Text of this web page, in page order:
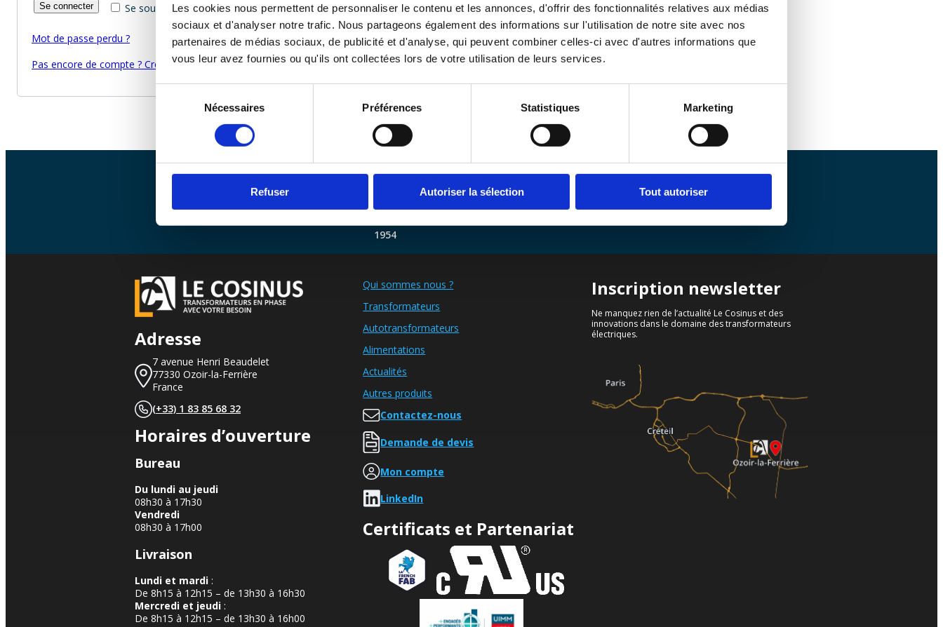
Les cookies nous permettent de personnaliser le contenu et les annonces, d'offrir des fonctionnalités relatives aux médias
sociaux et d'analyser notre trafic. Nous partageons également des informations sur l'utilisation de notre site avec nos
partenaires de médias sociaux, de publicité et d'analyse, qui peuvent combiner celles-ci avec d'autres informations que
vous leur avez fournies ou qu'ils ont collectées lors de votre utilisation de leurs services.
consentement
Nécessaires Préférences Statistiques Marketing
Refuser Autoriser la sélection Tout autoriser
Se souvenir de moi
Se connecter
Mot de passe perdu ?
Pas encore de compte ? Créez-en un ici
1954
Adresse
7 avenue Henri Beaudelet
77330 Ozoir-la-Ferrière
France
(+33) 1 83 85 68 32
Horaires d’ouverture
Bureau
Du lundi au jeudi
08h30 à 17h30
Vendredi
08h30 à 17h00
Livraison
Lundi et mardi :
De 8h15 à 12h15 – de 13h30 à 16h30
Mercredi et jeudi :
De 8h15 à 12h15 – de 13h30 à 16h00
Qui sommes nous ?
Transformateurs
Autotransformateurs
Alimentations
Actualités
Autres produits
Contactez-nous
Demande de devis
Mon compte
LinkedIn
Certificats et Partenariat
Inscription newsletter
Ne manquez rien de l’actualité Le Cosinus et des
innovations dans le domaine des transformateurs
électriques.